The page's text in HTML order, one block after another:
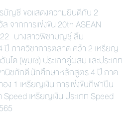
ญชี ขอแสดงความยินดีกับ 2
จากการแข่งขัน 20th ASEAN
นางสาวพิชามญชุ์ ลิ้ม
ภาควิชาการตลาด คว้า 2 เหรียญ
โด (พุมเซ่) ประเภทคู่ผสม และประเภท
ชภักดี นักศึกษาหลักสูตร 4 ปี ภาค
ง 1 เหรียญเงิน การแข่งขันกีฬาปีน
เหรียญเงิน ประเภท Speed